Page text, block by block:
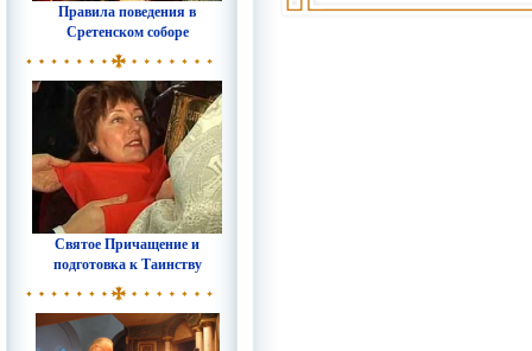
Правила поведения в
Сретенском соборе
Святое Причащение и
подготовка к Таинству